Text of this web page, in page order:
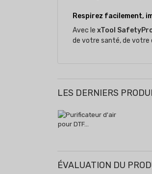
Respirez facilement,
Avec le xTool
de votre santé, de votre
LES DERNIERS
ÉVALUATION DU